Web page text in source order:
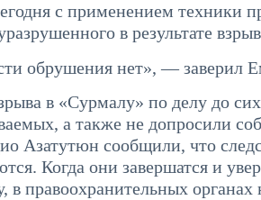
с применением техники
в результате
обрушения нет», — заверил
в «Сурмалу» по делу до
а также не допросили
Азатутюн сообщили, что
Когда они завершатся и
в правоохранительных